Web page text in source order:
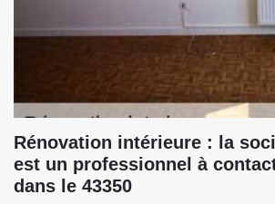
Rénovation intérieure : la
est un professionnel à
dans le 43350